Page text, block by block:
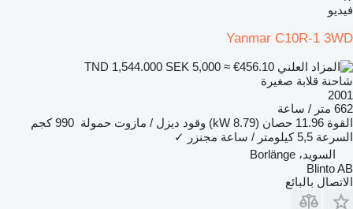
فيديو
Yanmar C10R-1 3WD
SEK 5,000 ≈ €456.10
شاحنة قلابة صغيرة
2001
662 متر / ساعة
القوة 11.96 حصان (8.79 kW) وقود ديزل / مازوت حمولة 990 كجم
السرعة 5,5 كيلومتر / ساعة مجنزر
✓
السويد، Borlänge
Blinto AB
الاتصال بالبائع